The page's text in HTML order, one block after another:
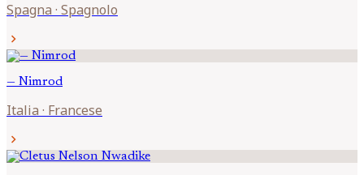
Spagna · Spagnolo
chevron_right
— Nimrod
Italia · Francese
chevron_right